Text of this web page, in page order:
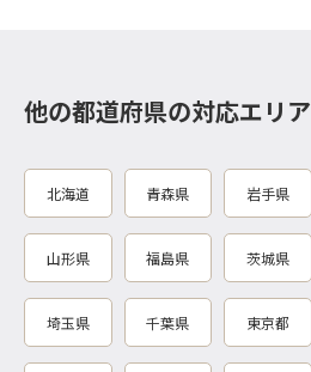
他の都道府県の対応エリア
北海道 青森県 岩手県
山形県 福島県 茨城県
埼玉県 千葉県 東京都